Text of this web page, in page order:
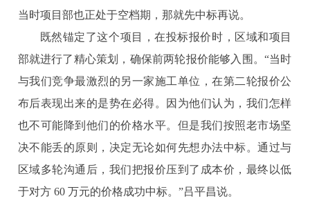
当时项目部也正处于空档期，那就先中标再说。
既然锚定了这个项目，在投标报价时，区域和项目
部就进行了精心策划，确保前两轮报价能够入围。“当时
与我们竞争最激烈的另一家施工单位，在第二轮报价公
布后表现出来的是势在必得。因为他们认为，我们怎样
也不可能降到他们的价格水平。但是我们按照老市场坚
决不能丢的原则，决定无论如何先想办法中标。通过与
区域多轮沟通后，我们把报价压到了成本价，最终以低
于对方 60 万元的价格成功中标。”吕平昌说。